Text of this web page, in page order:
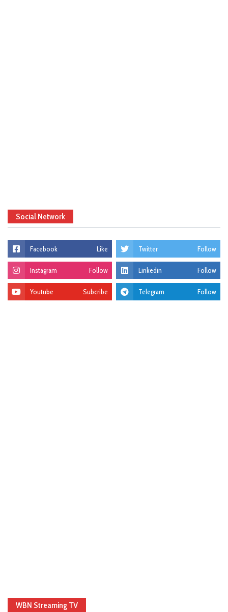
Social Network
Facebook Like Twitter Follow
Instagram Follow Linkedin Follow
Youtube Subcribe Telegram Follow
WBN Streaming TV